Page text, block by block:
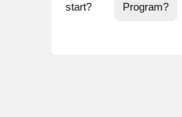
start?
Program?